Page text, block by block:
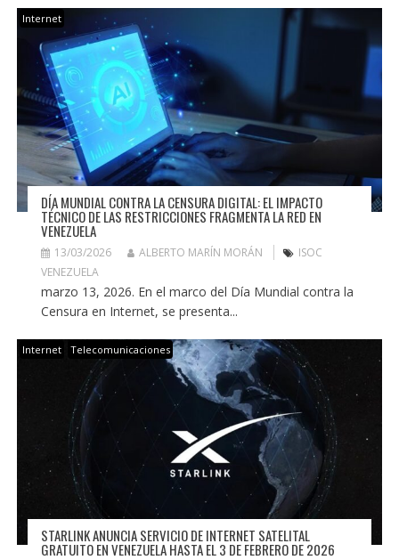
Internet
DÍA MUNDIAL CONTRA LA CENSURA DIGITAL: EL IMPACTO
TÉCNICO DE LAS RESTRICCIONES FRAGMENTA LA RED EN
VENEZUELA
13/03/2026 ALBERTO MARÍN MORÁN
ISOC
VENEZUELA
marzo 13, 2026. En el marco del Día Mundial contra la
Censura en Internet, se presenta...
Internet Telecomunicaciones
STARLINK ANUNCIA SERVICIO DE INTERNET SATELITAL
GRATUITO EN VENEZUELA HASTA EL 3 DE FEBRERO DE 2026